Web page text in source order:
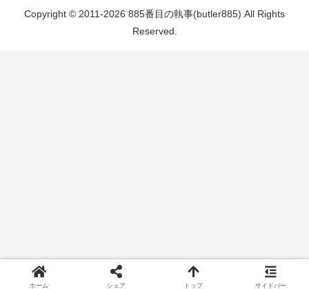
Copyright © 2011-2026 885番目の執事(butler885) All Rights
Reserved.
ホーム シェア トップ サイドバー